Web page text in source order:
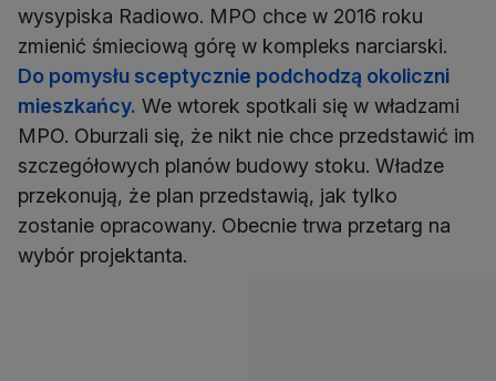
wysypiska Radiowo. MPO chce w 2016 roku
zmienić śmieciową górę w kompleks narciarski.
Do pomysłu sceptycznie podchodzą okoliczni
mieszkańcy. We wtorek spotkali się w władzami
MPO. Oburzali się, że nikt nie chce przedstawić im
szczegółowych planów budowy stoku. Władze
przekonują, że plan przedstawią, jak tylko
zostanie opracowany. Obecnie trwa przetarg na
wybór projektanta.